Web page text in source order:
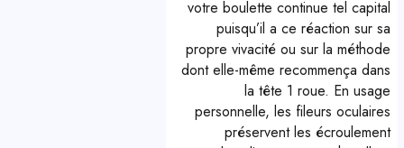
votre boulette continue tel capital
puisqu’il a ce réaction sur sa
propre vivacité ou sur la méthode
dont elle-même recommença dans
la tête 1 roue. En usage
personnelle, les fileurs oculaires
préservent les écroulement